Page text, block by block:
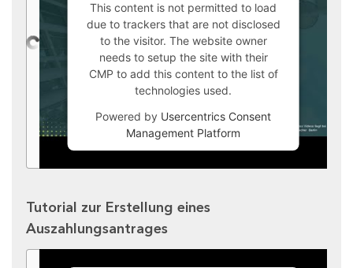
This content is not permitted to load
due to trackers that are not disclosed
to the visitor. The website owner
needs to setup the site with their
CMP to add this content to the list of
technologies used.
Powered by Usercentrics Consent
Management Platform
Tutorial zur Erstellung eines
Auszahlungsantrages